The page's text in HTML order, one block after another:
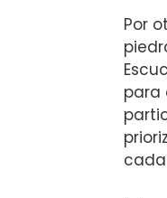
Por
para